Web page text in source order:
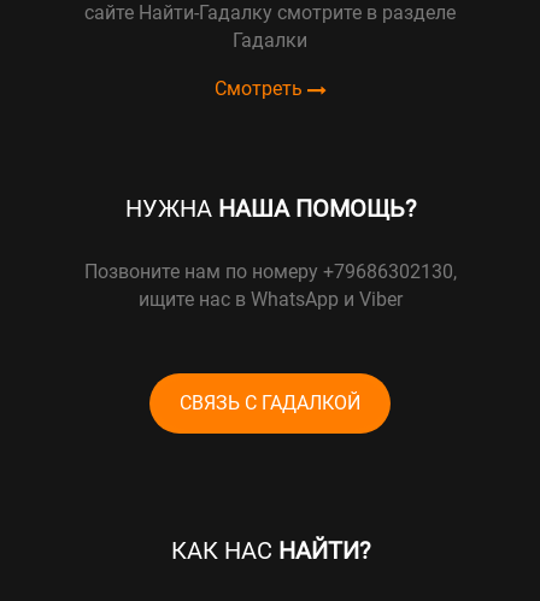
сайте Найти-Гадалку смотрите в разделе
Гадалки
Смотреть
НУЖНА НАША ПОМОЩЬ?
Позвоните нам по номеру +79686302130,
ищите нас в WhatsApp и Viber
СВЯЗЬ С ГАДАЛКОЙ
КАК НАС НАЙТИ?